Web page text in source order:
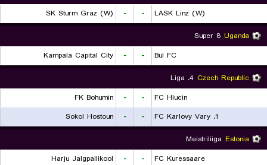
LASK Linz (W)
-
-
SK Sturm Graz (W)
Uganda
Super 8
Bul FC
-
-
Kampala Capital City
Czech Republic
4. Liga
FC Hlucin
-
-
FK Bohumin
1. FC Karlovy Vary
-
-
Sokol Hostoun
Estonia
Meistriliiga
FC Kuressaare
-
-
Harju Jalgpallikool